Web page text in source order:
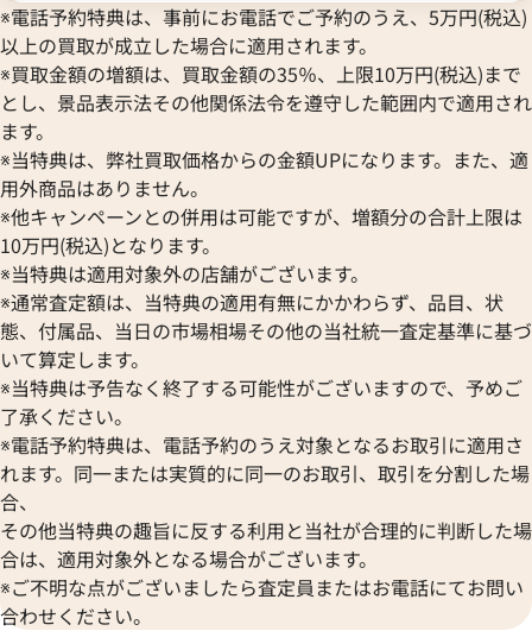
※電話予約特典は、事前にお電話でご予約のうえ、5万円(税込)
以上の買取が成立した場合に適用されます。
※買取金額の増額は、買取金額の35％、上限10万円(税込)まで
とし、景品表示法その他関係法令を遵守した範囲内で適用され
ます。
※当特典は、弊社買取価格からの金額UPになります。また、適
用外商品はありません。
※他キャンペーンとの併用は可能ですが、増額分の合計上限は
10万円(税込)となります。
※当特典は適用対象外の店舗がございます。
※通常査定額は、当特典の適用有無にかかわらず、品目、状
態、付属品、当日の市場相場その他の当社統一査定基準に基づ
いて算定します。
※当特典は予告なく終了する可能性がございますので、予めご
了承ください。
※電話予約特典は、電話予約のうえ対象となるお取引に適用さ
れます。同一または実質的に同一のお取引、取引を分割した場
合、
その他当特典の趣旨に反する利用と当社が合理的に判断した場
合は、適用対象外となる場合がございます。
※ご不明な点がございましたら査定員またはお電話にてお問い
合わせください。